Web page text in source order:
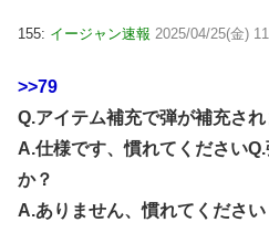
155: イージャン速報 2025/04/25(金)
>>79
Q.アイテム補充で弾が補充さ
A.仕様です、慣れてください
か？
A.ありません、慣れてください